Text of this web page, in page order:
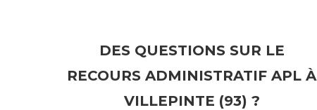
DES QUESTIONS SUR LE
RECOURS ADMINISTRATIF APL À
VILLEPINTE (93) ?